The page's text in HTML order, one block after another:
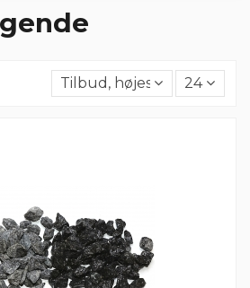
Tilbud, højest til lavest
24